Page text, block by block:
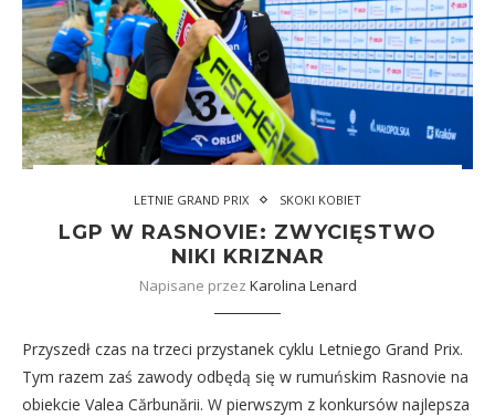
LETNIE GRAND PRIX SKOKI KOBIET
LGP W RASNOVIE: ZWYCIĘSTWO
NIKI KRIZNAR
Napisane przez Karolina Lenard
Przyszedł czas na trzeci przystanek cyklu Letniego Grand Prix.
Tym razem zaś zawody odbędą się w rumuńskim Rasnovie na
obiekcie Valea Cărbunării. W pierwszym z konkursów najlepsza